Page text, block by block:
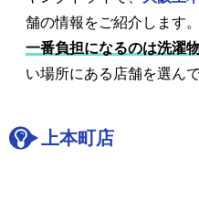
舗の情報をご紹介します
一番負担になるのは洗濯
い場所にある店舗を選ん
上本町店